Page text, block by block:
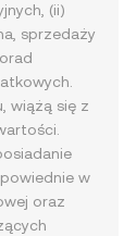
(ii)
sprzedaży
wiążą się z
w
oraz